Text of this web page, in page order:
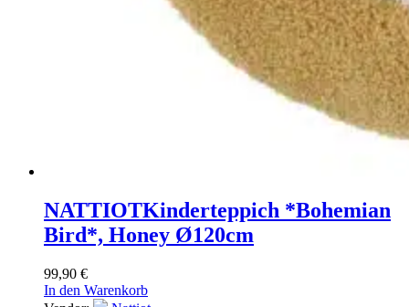
NATTIOTKinderteppich *Bohemian
Bird*, Honey Ø120cm
99,90 €
In den Warenkorb